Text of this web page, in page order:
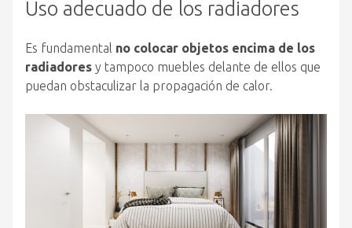
Uso adecuado de los radiadores
Es fundamental no colocar objetos encima de los
radiadores y tampoco muebles delante de ellos que
puedan obstaculizar la propagación de calor.